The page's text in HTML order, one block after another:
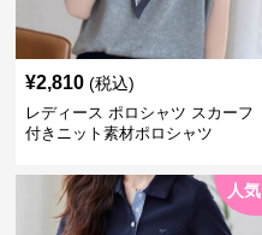
¥2,810 (税込)
レディース ポロシャツ スカーフ
付きニット素材ポロシャツ
人気